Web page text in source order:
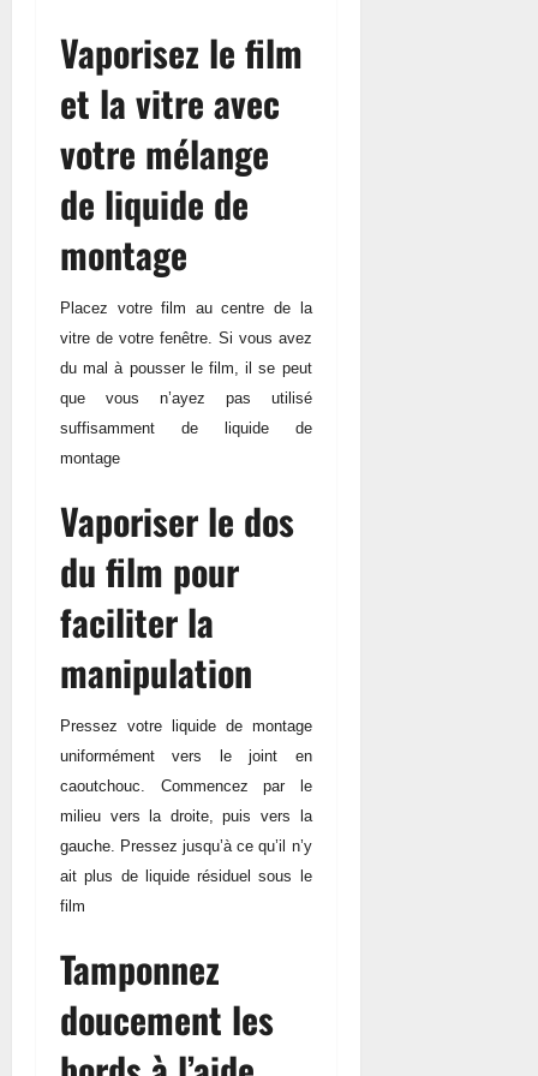
Vaporisez le film
et la vitre avec
votre mélange
de liquide de
montage
Placez votre film au centre de la
vitre de votre fenêtre. Si vous avez
du mal à pousser le film, il se peut
que vous n’ayez pas utilisé
suffisamment de liquide de
montage
Vaporiser le dos
du film pour
faciliter la
manipulation
Pressez votre liquide de montage
uniformément vers le joint en
caoutchouc. Commencez par le
milieu vers la droite, puis vers la
gauche. Pressez jusqu’à ce qu’il n’y
ait plus de liquide résiduel sous le
film
Tamponnez
doucement les